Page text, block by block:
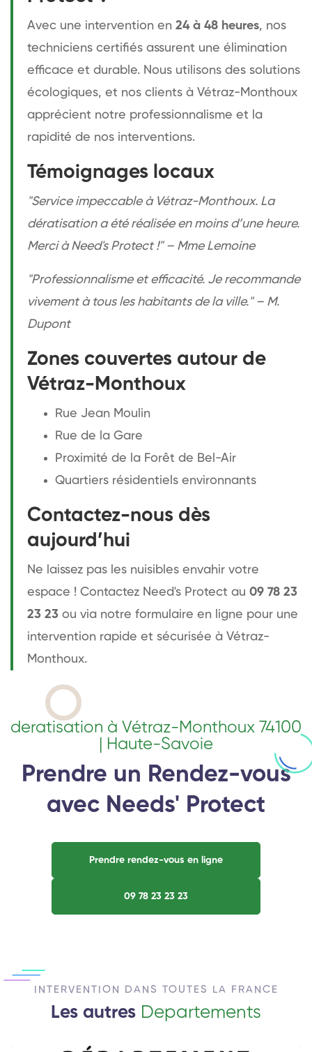
Avec une intervention en 24 à 48 heures, nos
techniciens certifiés assurent une élimination
efficace et durable. Nous utilisons des solutions
écologiques, et nos clients à Vétraz-Monthoux
apprécient notre professionnalisme et la
rapidité de nos interventions.
Témoignages locaux
"Service impeccable à Vétraz-Monthoux. La
dératisation a été réalisée en moins d’une heure.
Merci à Need's Protect !" – Mme Lemoine
"Professionnalisme et efficacité. Je recommande
vivement à tous les habitants de la ville." – M.
Dupont
Zones couvertes autour de
Vétraz-Monthoux
Rue Jean Moulin
Rue de la Gare
Proximité de la Forêt de Bel-Air
Quartiers résidentiels environnants
Contactez-nous dès
aujourd’hui
Ne laissez pas les nuisibles envahir votre
espace ! Contactez Need's Protect au 09 78 23
23 23 ou via notre formulaire en ligne pour une
intervention rapide et sécurisée à Vétraz-
Monthoux.
deratisation à Vétraz-Monthoux 74100
| Haute-Savoie
Prendre un Rendez-vous
avec Needs' Protect
Prendre rendez-vous en ligne
09 78 23 23 23
INTERVENTION DANS TOUTES LA FRANCE
Les autres Departements